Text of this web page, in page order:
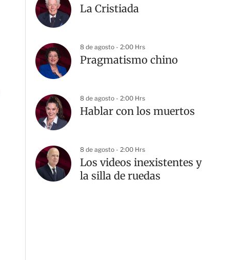
La Cristiada
8 de agosto - 2:00 Hrs
Pragmatismo chino
8 de agosto - 2:00 Hrs
Hablar con los muertos
8 de agosto - 2:00 Hrs
Los videos inexistentes y
la silla de ruedas